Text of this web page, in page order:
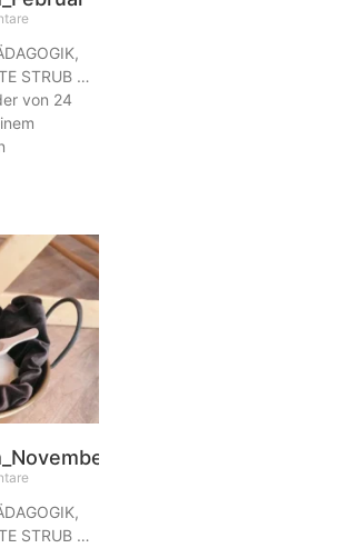
STRUB …
von 24
STRUB …